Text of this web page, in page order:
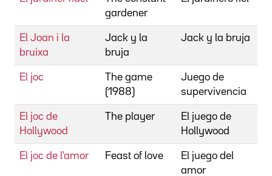
gardener
El Joan i la
bruixa
Jack y la
bruja
Jack y la bruja
El joc
The game
(1988)
Juego de
supervivencia
El joc de
Hollywood
The player
El juego de
Hollywood
El joc de l'amor Feast of love
El juego del
amor